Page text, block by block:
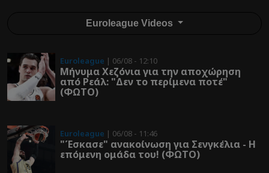
Euroleague Videos
Euroleague | 06/08 - 12:10
Μήνυμα Χεζόνια για την αποχώρηση
από Ρεάλ: "Δεν το περίμενα ποτέ"
(ΦΩΤΟ)
Euroleague | 06/08 - 11:46
"Έσκασε" ανακοίνωση για Σενγκέλια - Η
επόμενη ομάδα του! (ΦΩΤΟ)